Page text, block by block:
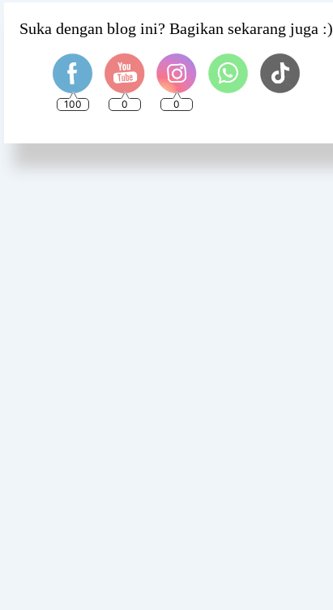
Suka dengan blog ini? Bagikan sekarang juga :)
100 0
Set Youtube Channel ID
0